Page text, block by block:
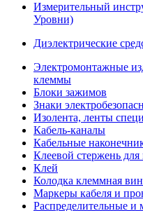
Измерительный
Уровни)
Диэлектрические
Электромонтажные
клеммы
Блоки зажимов
Знаки
Изолента, ленты
Кабель-каналы
Кабельные
Клеевой стержень для
Клей
Колодка клеммная
Маркеры кабеля и
Распределительные и